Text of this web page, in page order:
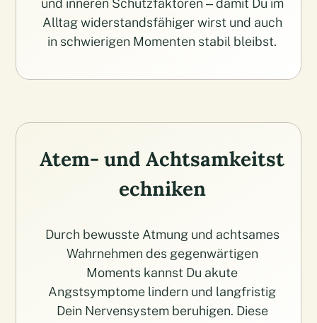
und inneren Schutzfaktoren – damit Du im
Alltag widerstandsfähiger wirst und auch
in schwierigen Momenten stabil bleibst.
Atem- und Achtsamkeitst
echniken
Durch bewusste Atmung und achtsames
Wahrnehmen des gegenwärtigen
Moments kannst Du akute
Angstsymptome lindern und langfristig
Dein Nervensystem beruhigen. Diese